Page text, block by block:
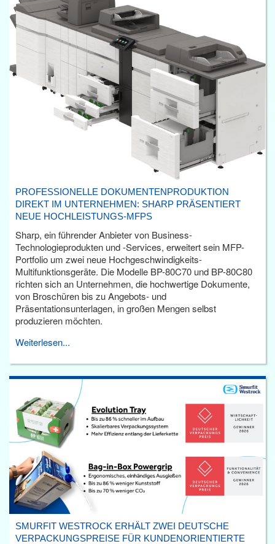
PROFESSIONELLE DOKUMENTENPRODUKTION
DIREKT IM UNTERNEHMEN: SHARP PRÄSENTIERT
NEUE HOCHLEISTUNGS-MFPS
Sharp, ein führender Anbieter von Business-
Technologieprodukten und -Services, erweitert sein MFP-
Portfolio um zwei neue Hochgeschwindigkeits-
Multifunktionsgeräte. Die Modelle BP-80C70 und BP-80C80
richten sich an Unternehmen, die hochwertige Dokumente,
von Broschüren bis zu Angebots- und
Präsentationsunterlagen, in großen Mengen selbst
produzieren möchten.
Weiterlesen...
SMURFIT WESTROCK ERHÄLT ZWEI DEUTSCHE
VERPACKUNGSPREISE FÜR KUNDENORIENTIERTE